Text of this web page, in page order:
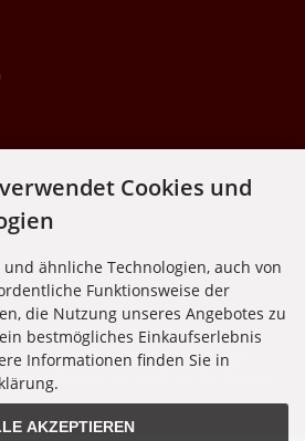
allgemein:
Freitag: 10:00 - 16:00 Uhr
Flatratevertrag natürlich kostenlos. Aus dem
Auslandsgebühren an. Anrufe aus dem Handynetz
Cookies und
ähnliche Technologien, auch von
Funktionsweise der
die Nutzung unseres Angebotes zu
bestmögliches Einkaufserlebnis
Informationen finden Sie in
AKZEPTIEREN